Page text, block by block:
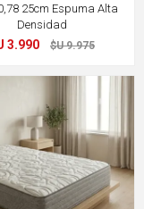
25cm Espuma Alta
Densidad
3.990 $U 9.975